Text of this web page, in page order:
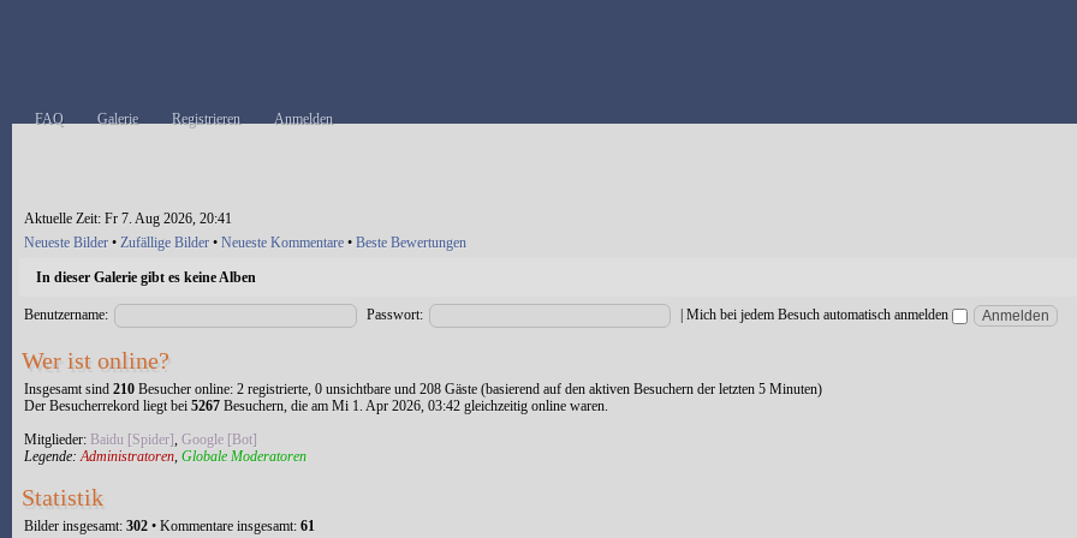
FAQ Galerie Registrieren Anmelden
Aktuelle Zeit: Fr 7. Aug 2026, 20:41
Neueste Bilder • Zufällige Bilder • Neueste Kommentare • Beste Bewertungen
In dieser Galerie gibt es keine Alben
Benutzername: Passwort: |Mich bei jedem Besuch automatisch anmelden
Wer ist online?
Insgesamt sind 210 Besucher online: 2 registrierte, 0 unsichtbare und 208 Gäste (basierend auf den aktiven Besuchern der letzten 5 Minuten)
Der Besucherrekord liegt bei 5267 Besuchern, die am Mi 1. Apr 2026, 03:42 gleichzeitig online waren.
Mitglieder: Baidu [Spider], Google [Bot]
Legende:Administratoren, Globale Moderatoren
Statistik
Bilder insgesamt: 302 • Kommentare insgesamt: 61